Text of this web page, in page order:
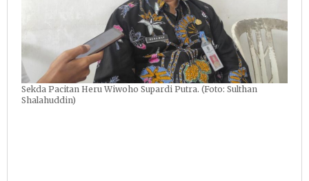
Sekda Pacitan Heru Wiwoho Supardi Putra. (Foto: Sulthan
Shalahuddin)